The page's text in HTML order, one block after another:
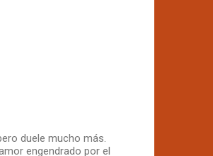
duele mucho más.
engendrado por el